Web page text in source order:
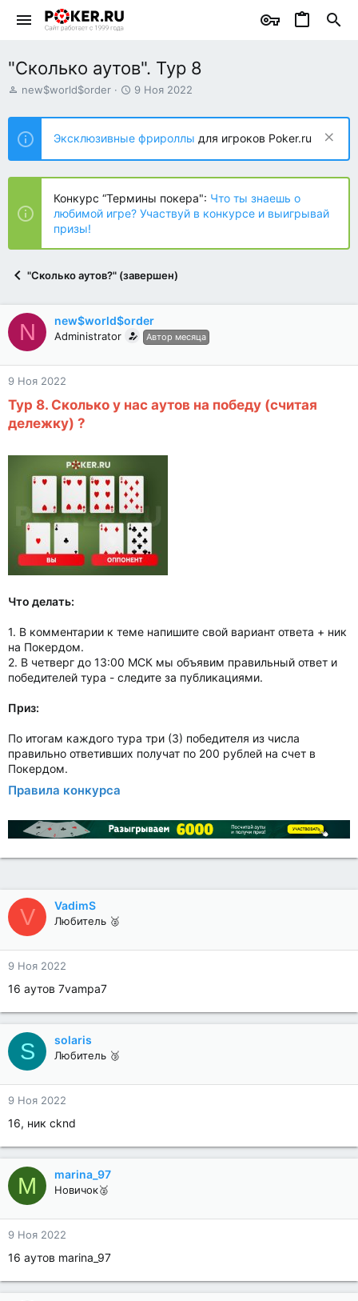
"Сколько аутов". Тур 8
А
т
о
р
т
е
ы
new$world$order
Д
т
н
а
ч
л
а
9 Ноя 2022
Эксклюзивные фрироллы для игроков Poker.ru
Конкурс “Термины покера": Что ты знаешь о
любимой игре? Участвуй в конкурсе и выигрывай
призы!
"Сколько аутов?" (завершен)
N new$world$order
Administrator Автор месяца
9 Ноя 2022
Тур 8. Сколько у нас аутов на победу (считая
дележку) ?
Что делать:
1. В комментарии к теме напишите свой вариант ответа + ник
на Покердом.
2. В четверг до 13:00 МСК мы объявим правильный ответ и
победителей тура - следите за публикациями.
Приз:
По итогам каждого тура три (3) победителя из числа
правильно ответивших получат по 200 рублей на счет в
Покердом.
Правила конкурса
V VadimS
Любитель 🥈
9 Ноя 2022
16 аутов 7vampa7
S solaris
Любитель 🥉
9 Ноя 2022
16, ник cknd
M marina_97
Новичок🥈
9 Ноя 2022
16 аутов marina_97